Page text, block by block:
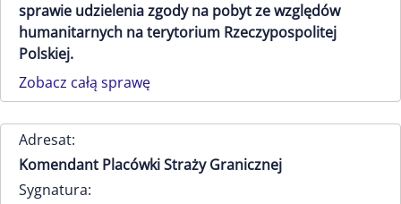
sprawie udzielenia zgody na pobyt ze względów
humanitarnych na terytorium Rzeczypospolitej
Polskiej.
Zobacz całą sprawę
Adresat:
Komendant Placówki Straży Granicznej
Sygnatura: